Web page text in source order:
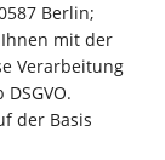
Berlin;
mit der
Verarbeitung
der Basis